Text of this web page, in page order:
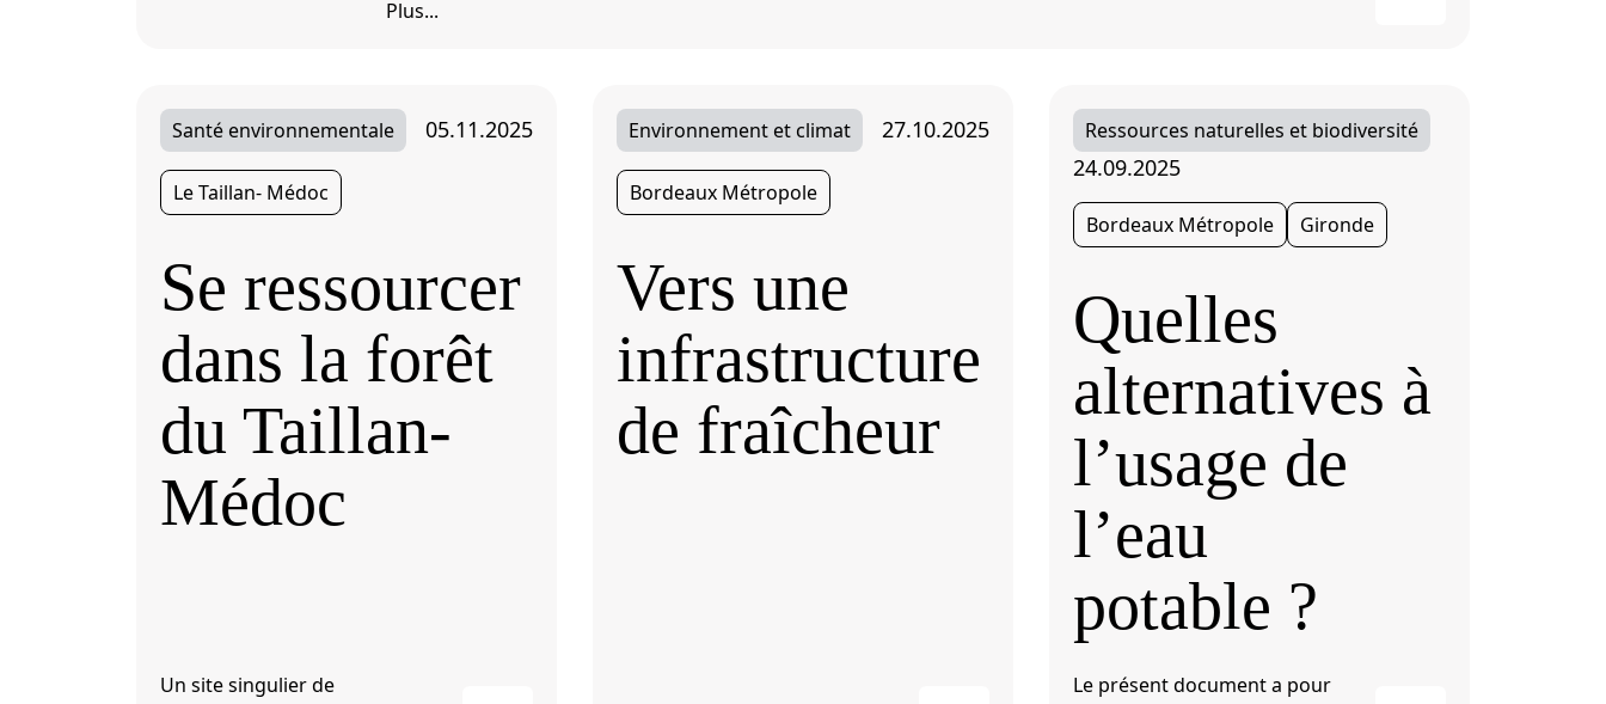
Plus...
Santé environnementale 05.11.2025
Le Taillan- Médoc
Se ressourcer
dans la forêt
du Taillan-
Médoc
Un site singulier de
Environnement et climat 27.10.2025
Bordeaux Métropole
Vers une
infrastructure
de fraîcheur
Ressources naturelles et biodiversité
24.09.2025
Bordeaux Métropole Gironde
Quelles
alternatives à
l’usage de
l’eau
potable ?
Le présent document a pour